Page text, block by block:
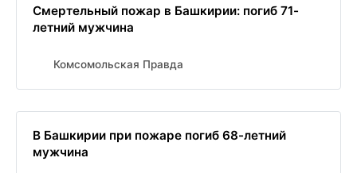
Смертельный пожар в Башкирии: погиб 71-
летний мужчина
Комсомольская Правда
В Башкирии при пожаре погиб 68-летний
мужчина